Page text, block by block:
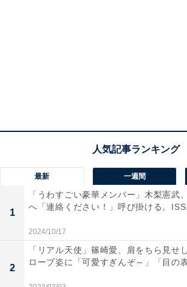
最新 一週間
1
「うわすごい豪華メンバー」木梨憲武
へ「連絡ください！」呼び掛ける。
2024/10/17
2
「リアル天使」篠崎愛、肩をちら見せ
ローブ姿に「可愛すぎんぞ～」「目の